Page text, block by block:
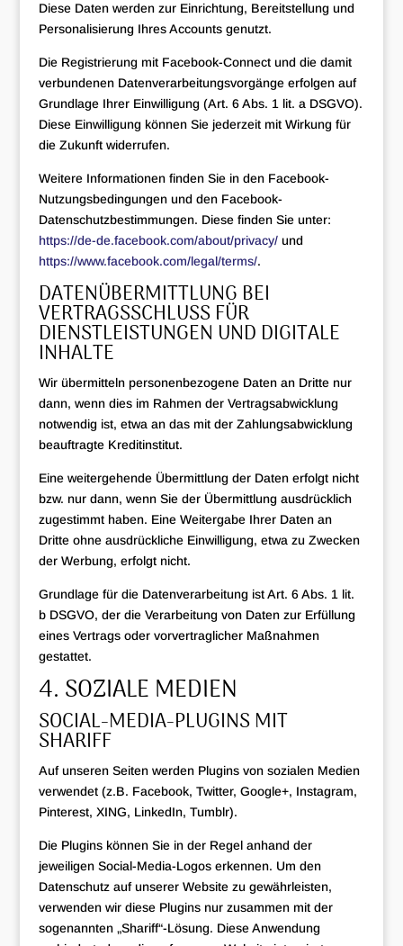
Diese Daten werden zur Einrichtung, Bereitstellung und
Personalisierung Ihres Accounts genutzt.
Die Registrierung mit Facebook-Connect und die damit
verbundenen Datenverarbeitungsvorgänge erfolgen auf
Grundlage Ihrer Einwilligung (Art. 6 Abs. 1 lit. a DSGVO).
Diese Einwilligung können Sie jederzeit mit Wirkung für
die Zukunft widerrufen.
Weitere Informationen finden Sie in den Facebook-
Nutzungsbedingungen und den Facebook-
Datenschutzbestimmungen. Diese finden Sie unter:
https://de-de.facebook.com/about/privacy/und
https://www.facebook.com/legal/terms/.
DATENÜBERMITTLUNG BEI
VERTRAGSSCHLUSS FÜR
DIENSTLEISTUNGEN UND DIGITALE
INHALTE
Wir übermitteln personenbezogene Daten an Dritte nur
dann, wenn dies im Rahmen der Vertragsabwicklung
notwendig ist, etwa an das mit der Zahlungsabwicklung
beauftragte Kreditinstitut.
Eine weitergehende Übermittlung der Daten erfolgt nicht
bzw. nur dann, wenn Sie der Übermittlung ausdrücklich
zugestimmt haben. Eine Weitergabe Ihrer Daten an
Dritte ohne ausdrückliche Einwilligung, etwa zu Zwecken
der Werbung, erfolgt nicht.
Grundlage für die Datenverarbeitung ist Art. 6 Abs. 1 lit.
b DSGVO, der die Verarbeitung von Daten zur Erfüllung
eines Vertrags oder vorvertraglicher Maßnahmen
gestattet.
4. SOZIALE MEDIEN
SOCIAL-MEDIA-PLUGINS MIT
SHARIFF
Auf unseren Seiten werden Plugins von sozialen Medien
verwendet (z.B. Facebook, Twitter, Google+, Instagram,
Pinterest, XING, LinkedIn, Tumblr).
Die Plugins können Sie in der Regel anhand der
jeweiligen Social-Media-Logos erkennen. Um den
Datenschutz auf unserer Website zu gewährleisten,
verwenden wir diese Plugins nur zusammen mit der
sogenannten „Shariff“-Lösung. Diese Anwendung